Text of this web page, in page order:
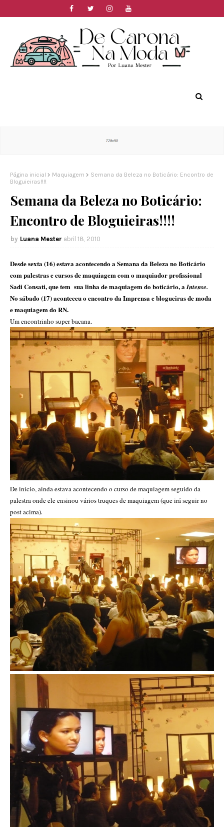
Página inicial Maquiagem
Semana da Beleza no Boticário: Encontro de
Bloguieiras!!!!
Semana da Beleza no Boticário:
Encontro de Bloguieiras!!!!
Luana Mester abril 18, 2010
Desde sexta (16) estava acontecendo a Semana da Beleza no Boticário
com palestras e cursos de maquiagem com o maquiador profissional
Sadi Consati, que tem sua linha de maquiagem do boticário, aIntense.
No sábado (17) aconteceu o encontro da Imprensa e blogueiras de moda
e maquiagem do RN.
Um encontrinho super bacana.
De início, ainda estava acontecendo o curso de maquiagem seguido da
palestra onde ele ensinou vários truques de maquiagem (que irá seguir no
post acima).